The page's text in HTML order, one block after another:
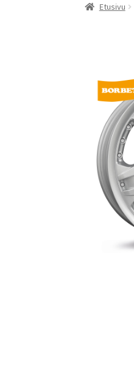
Etusivu